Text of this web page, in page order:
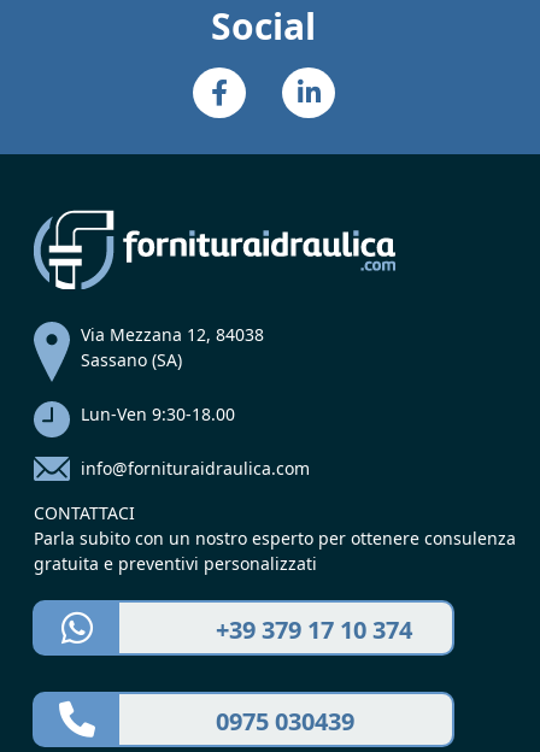
Social
Via Mezzana 12, 84038
Sassano (SA)
Lun-Ven 9:30-18.00
info@fornituraidraulica.com
CONTATTACI
Parla subito con un nostro esperto per ottenere consulenza
gratuita e preventivi personalizzati
+39 379 17 10 374
0975 030439